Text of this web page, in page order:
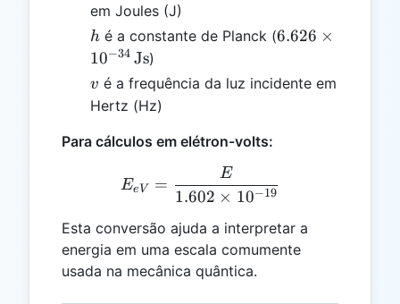
em Joules (J)
h
h é a constante de Planck (6.626
10^{-34}
6.626 ×
10−34 Js)
v
v é a frequência da luz incidente em
Hertz (Hz)
Para cálculos em elétron-volts:
E_{eV} =
Ee V =
1.602 × 10−19
E
Esta conversão ajuda a interpretar a
energia em uma escala comumente
usada na mecânica quântica.